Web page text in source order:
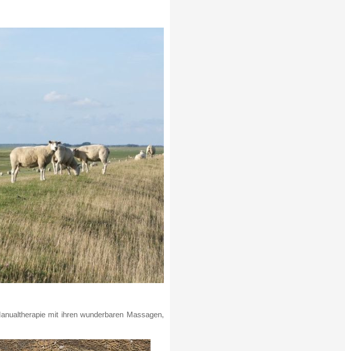
mit ihren wunderbaren Massagen,